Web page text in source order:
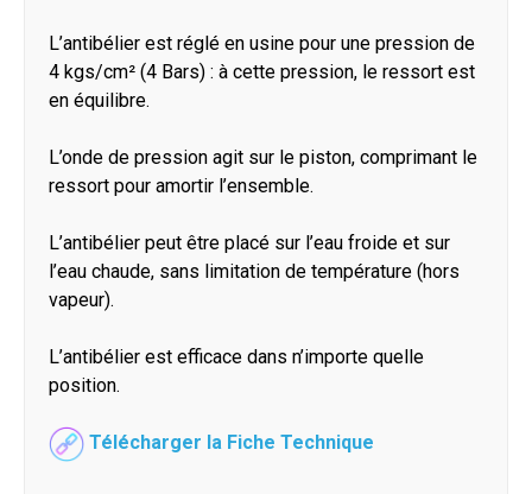
L’antibélier est réglé en usine pour une pression de
4 kgs/cm² (4 Bars) : à cette pression, le ressort est
en équilibre.
L’onde de pression agit sur le piston, comprimant le
ressort pour amortir l’ensemble.
L’antibélier peut être placé sur l’eau froide et sur
l’eau chaude, sans limitation de température (hors
vapeur).
L’antibélier est efficace dans n’importe quelle
position.
Télécharger la Fiche Technique